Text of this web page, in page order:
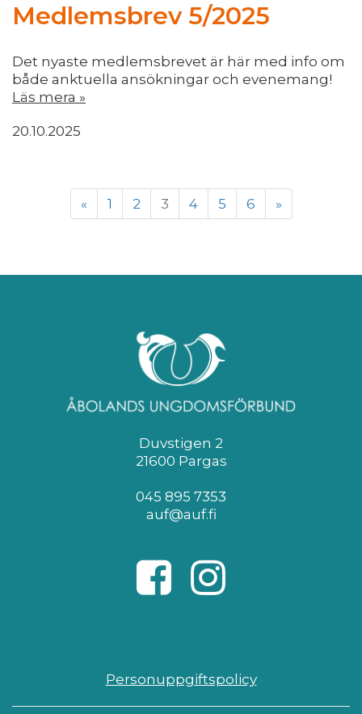
Medlemsbrev 5/2025
Det nyaste medlemsbrevet är här med info om
både anktuella ansökningar och evenemang!
Läs mera »
20.10.2025
« 1 2 3 4 5 6 »
Duvstigen 2
21600 Pargas
045 895 7353
auf@auf.fi
Personuppgiftspolicy